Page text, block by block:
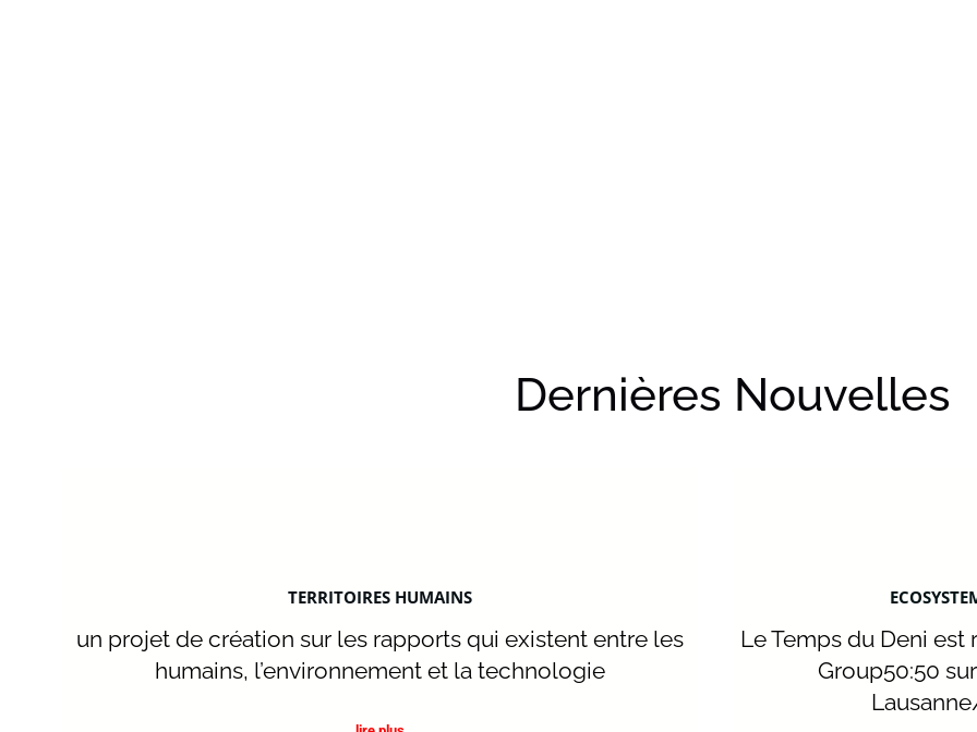
Dernières Nouvelles
TERRITOIRES HUMAINS
un projet de création sur les rapports qui existent entre les
humains, l’environnement et la technologie
Le Temps du Deni
Group50:50